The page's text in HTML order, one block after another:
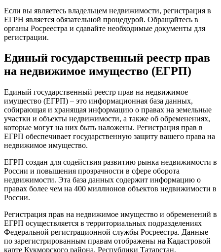
Если вы являетесь владельцем недвижимости, регистрация в
ЕГРН является обязательной процедурой. Обращайтесь в
органы Росреестра и сдавайте необходимые документы для
регистрации.
Единый государственный реестр прав
на недвижимое имущество (ЕГРП)
Единый государственный реестр прав на недвижимое
имущество (ЕГРП) – это информационная база данных,
собирающая и хранящая информацию о правах на земельные
участки и объекты недвижимости, а также об обременениях,
которые могут на них быть наложены. Регистрация прав в
ЕГРП обеспечивает государственную защиту вашего права на
недвижимое имущество.
ЕГРП создан для содействия развитию рынка недвижимости в
России и повышения прозрачности в сфере оборота
недвижимости. Эта база данных содержит информацию о
правах более чем на 400 миллионов объектов недвижимости в
России.
Регистрация прав на недвижимое имущество и обременений в
ЕГРП осуществляется в территориальных подразделениях
Федеральной регистрационной службы Росреестра. Данные
по зарегистрированным правам отображены на Кадастровой
карте Кукморского района, Республики Татарстан.